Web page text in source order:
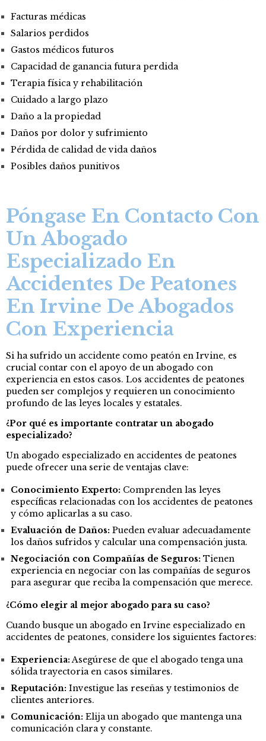
Facturas médicas
Salarios perdidos
Gastos médicos futuros
Capacidad de ganancia futura perdida
Terapia física y rehabilitación
Cuidado a largo plazo
Daño a la propiedad
Daños por dolor y sufrimiento
Pérdida de calidad de vida daños
Posibles daños punitivos
Póngase En Contacto Con
Un Abogado
Especializado En
Accidentes De Peatones
En Irvine De Abogados
Con Experiencia
Si ha sufrido un accidente como peatón en Irvine, es
crucial contar con el apoyo de un abogado con
experiencia en estos casos. Los accidentes de peatones
pueden ser complejos y requieren un conocimiento
profundo de las leyes locales y estatales.
¿Por qué es importante contratar un abogado
especializado?
Un abogado especializado en accidentes de peatones
puede ofrecer una serie de ventajas clave:
Conocimiento Experto: Comprenden las leyes
específicas relacionadas con los accidentes de peatones
y cómo aplicarlas a su caso.
Evaluación de Daños: Pueden evaluar adecuadamente
los daños sufridos y calcular una compensación justa.
Negociación con Compañías de Seguros: Tienen
experiencia en negociar con las compañías de seguros
para asegurar que reciba la compensación que merece.
¿Cómo elegir al mejor abogado para su caso?
Cuando busque un abogado en Irvine especializado en
accidentes de peatones, considere los siguientes factores:
Experiencia:Asegúrese de que el abogado tenga una
sólida trayectoria en casos similares.
Reputación: Investigue las reseñas y testimonios de
clientes anteriores.
Comunicación: Elija un abogado que mantenga una
comunicación clara y constante.